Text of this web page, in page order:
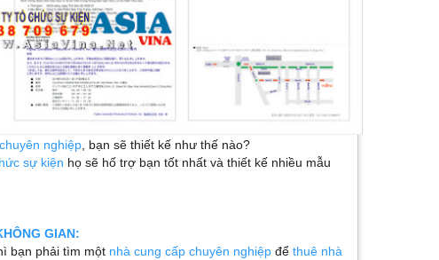
nghiệp , bạn sẽ thiết kế như thế nào?
sự kiện họ sẽ hố trợ bạn tốt nhất và thiết kế nhiều mẫu
GIAN:
bạn phải tìm một nhà cung cấp chuyên nghiệp để thuê nhà